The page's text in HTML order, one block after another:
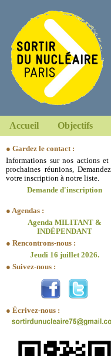
Accueil Objectifs
● Gardez le contact :
Informations sur nos actions et
prochaines réunions,
votre inscription à notre liste.
Demande d'inscription
● Agendas :
Agenda MILITANT &
INDÉPENDANT
● Rencontrons-nous :
Jeudi 16 juillet 2026.
● Suivez-nous :
● Écrivez-nous :